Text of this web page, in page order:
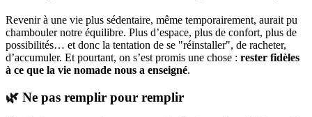
Revenir à une vie plus sédentaire, même temporairement, aurait pu
chambouler notre équilibre. Plus d’espace, plus de confort, plus de
possibilités… et donc la tentation de se "réinstaller", de racheter,
d’accumuler. Et pourtant, on s’est promis une chose : rester fidèles
à ce que la vie nomade nous a enseigné.
🌿 Ne pas remplir pour remplir